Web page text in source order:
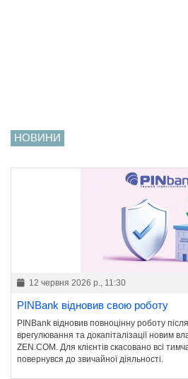
НОВИНИ
12 червня 2026 р., 11:30
PINBank відновив свою роботу
PINBank відновив повноцінну роботу
врегулювання та докапіталізації новим
ZEN.COM. Для клієнтів скасовано всі
повернувся до звичайної діяльності.